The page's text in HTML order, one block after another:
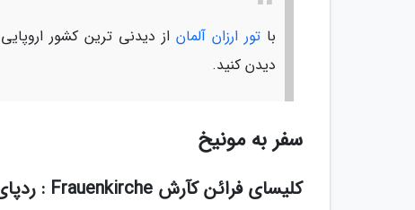
با تور ارزان آلماناز دیدنی ترین کشور اروپایی
دیدن کنید.
سفر به مونیخ
کلیسای فرائن کآرش Frauenkirche : ردپای شیطان